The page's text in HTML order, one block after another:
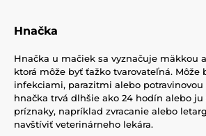
Hnačka
Hnačka u mačiek sa vyznačuje mäkkou
ktorá môže byť ťažko tvarovateľná. Môže
infekciami, parazitmi alebo
hnačka trvá dlhšie ako 24 hodín alebo
príznaky, napríklad zvracanie alebo
navštíviť veterinárneho lekára.